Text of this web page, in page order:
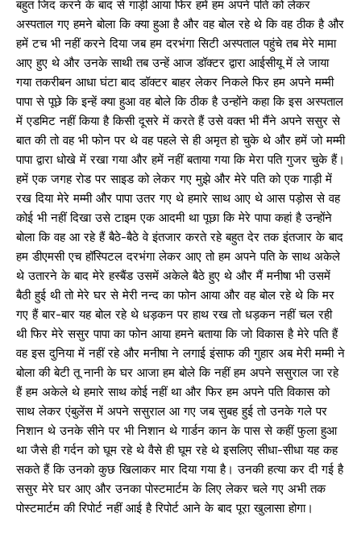
बहुत जिद करने के बाद से गाड़ी आया फिर हमें हम अपने पति को लेकर
अस्पताल गए हमने बोला कि क्या हुआ है और वह बोल रहे थे कि वह ठीक है और
हमें टच भी नहीं करने दिया जब हम दरभंगा सिटी अस्पताल पहुंचे तब मेरे मामा
आए हुए थे और उनके साथी तब उन्हें आज डॉक्टर द्वारा आईसीयू में ले जाया
गया तकरीबन आधा घंटा बाद डॉक्टर बाहर लेकर निकले फिर हम अपने मम्मी
पापा से पूछे कि इन्हें क्या हुआ वह बोले कि ठीक है उन्होंने कहा कि इस अस्पताल
में एडमिट नहीं किया है किसी दूसरे में करते हैं उसे वक्त भी मैंने अपने ससुर से
बात की तो वह भी फोन पर थे वह पहले से ही अमृत हो चुके थे और हमें जो मम्मी
पापा द्वारा धोखे में रखा गया और हमें नहीं बताया गया कि मेरा पति गुजर चुके हैं।
हमें एक जगह रोड पर साइड को लेकर गए मुझे और मेरे पति को एक गाड़ी में
रख दिया मेरे मम्मी और पापा उतर गए थे हमारे साथ आए थे आस पड़ोस से वह
कोई भी नहीं दिखा उसे टाइम एक आदमी था पूछा कि मेरे पापा कहां है उन्होंने
बोला कि वह आ रहे हैं बैठे-बैठे वे इंतजार करते रहे बहुत देर तक इंतजार के बाद
हम डीएमसी एच हॉस्पिटल दरभंगा लेकर आए तो हम अपने पति के साथ अकेले
थे उतारने के बाद मेरे हस्बैंड उसमें अकेले बैठे हुए थे और मैं मनीषा भी उसमें
बैठी हुई थी तो मेरे घर से मेरी नन्द का फोन आया और वह बोल रहे थे कि मर
गए हैं बार-बार यह बोल रहे थे धड़कन पर हाथ रख तो धड़कन नहीं चल रही
थी फिर मेरे ससुर पापा का फोन आया हमने बताया कि जो विकास है मेरे पति हैं
वह इस दुनिया में नहीं रहे और मनीषा ने लगाई इंसाफ की गुहार अब मेरी मम्मी ने
बोला की बेटी तू नानी के घर आजा हम बोले कि नहीं हम अपने ससुराल जा रहे
हैं हम अकेले थे हमारे साथ कोई नहीं था और फिर हम अपने पति विकास को
साथ लेकर एंबुलेंस में अपने ससुराल आ गए जब सुबह हुई तो उनके गले पर
निशान थे उनके सीने पर भी निशान थे गार्डन कान के पास से कहीं फुला हुआ
था जैसे ही गर्दन को घूम रहे थे वैसे ही घूम रहे थे इसलिए सीधा-सीधा यह कह
सकते हैं कि उनको कुछ खिलाकर मार दिया गया है। उनकी हत्या कर दी गई है
ससुर मेरे घर आए और उनका पोस्टमार्टम के लिए लेकर चले गए अभी तक
पोस्टमार्टम की रिपोर्ट नहीं आई है रिपोर्ट आने के बाद पूरा खुलासा होगा।